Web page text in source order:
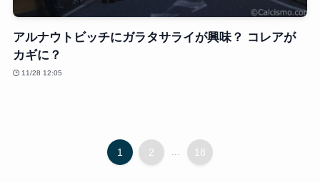
アルナウトビッチにガラタサライが興味？ コレアが
カギに？
11/28 12:05
1 2 ... 18